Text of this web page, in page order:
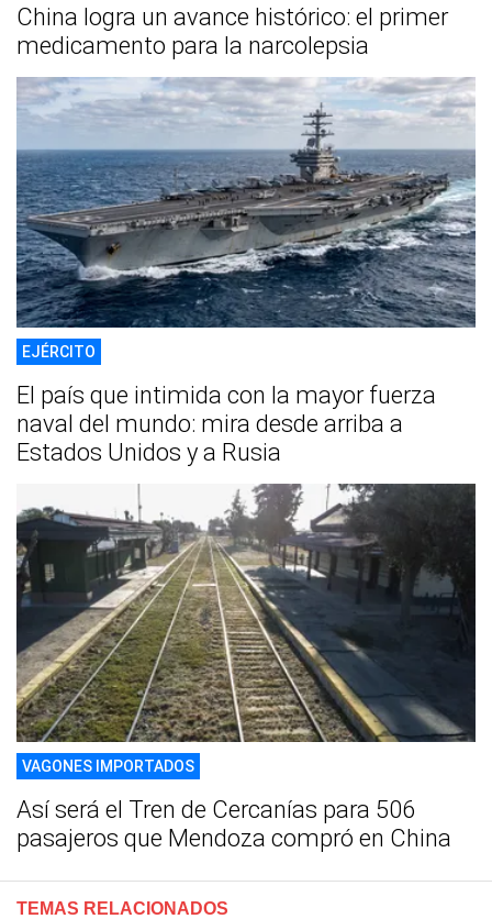
China logra un avance histórico: el primer
medicamento para la narcolepsia
EJÉRCITO
El país que intimida con la mayor fuerza
naval del mundo: mira desde arriba a
Estados Unidos y a Rusia
VAGONES IMPORTADOS
Así será el Tren de Cercanías para 506
pasajeros que Mendoza compró en China
TEMAS RELACIONADOS